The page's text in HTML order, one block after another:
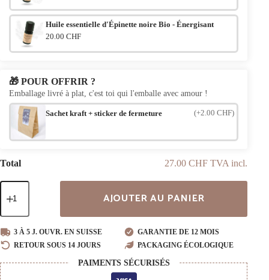
Huile essentielle d'Épinette noire Bio - Énergisant
20.00 CHF
🎁 POUR OFFRIR ?
Emballage livré à plat, c'est toi qui l'emballe avec amour !
Sachet kraft + sticker de fermeture (+2.00 CHF)
Total 27.00 CHF TVA incl.
quantité
de
en
bois
Nomad
AJOUTER AU PANIER
3 À 5 J. OUVR. EN SUISSE
GARANTIE DE 12 MOIS
RETOUR SOUS 14 JOURS
PACKAGING ÉCOLOGIQUE
PAIMENTS SÉCURISÉS